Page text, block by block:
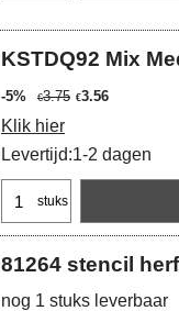
KSTDQ92 Mix
-5% €3.75 €3.56
Klik hier
Levertijd:1-2 dagen
stuks
81264 stencil
nog 1 stuks leverbaar